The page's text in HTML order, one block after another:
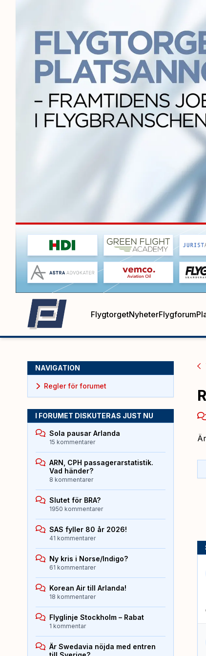
FlygtorgetNyheterFlygforum
NAVIGATION
Regler för forumet
I FORUMET DISKUTERAS JUST NU
Sola pausar Arlanda
15 kommentarer
ARN, CPH passagerarstatistik.
Vad händer?
8 kommentarer
Slutet för BRA?
1950 kommentarer
SAS fyller 80 år 2026!
41 kommentarer
Ny kris i Norse/Indigo?
61 kommentarer
Korean Air till Arlanda!
18 kommentarer
Flyglinje Stockholm – Rabat
1 kommentar
Är Swedavia nöjda med entren